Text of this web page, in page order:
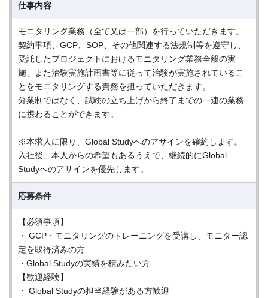
仕事内容
モニタリング業務（全て又は一部）を行っていただきます。
契約事項、GCP、SOP、その他関連する法規制等を遵守し、
受託したプロジェクトにおけるモニタリング業務全般の実
施、また治験実施計画書等に従って治験が実施されているこ
とをモニタリングする責務を担っていただきます。
分業制ではなく、試験の立ち上げから終了までの一連の業務
に携わることができます。
※本求人に限り、Global Studyへのアサインを確約します。
入社後、本人からの希望もあるうえで、継続的にGlobal
Studyへのアサインを優先します。
応募条件
【必須事項】
・ GCP・モニタリングのトレーニングを受講し、モニター認
定を取得済みの方
・Global Studyの実績を積みたい方
【歓迎経験】
・ Global Studyの担当経験がある方歓迎